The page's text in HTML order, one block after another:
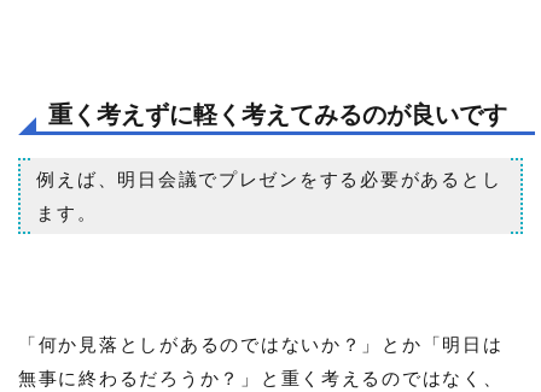
重く考えずに軽く考えてみるのが良いです
例えば、明日会議でプレゼンをする必要があるとし
ます。
「何か見落としがあるのではないか？」とか「明日は
無事に終わるだろうか？」と重く考えるのではなく、